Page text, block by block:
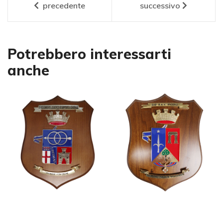
precedente successivo
Potrebbero interessarti
anche